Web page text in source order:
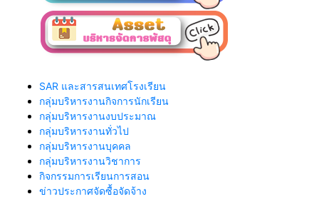
SAR และสารสนเทศโรงเรียน
กลุ่มบริหารงานกิจการนักเรียน
กลุ่มบริหารงานงบประมาณ
กลุ่มบริหารงานทั่วไป
กลุ่มบริหารงานบุคคล
กลุ่มบริหารงานวิชาการ
กิจกรรมการเรียนการสอน
ข่าวประกาศจัดซื้อจัดจ้าง